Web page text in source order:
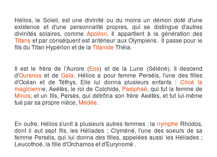
Hélios, le Soleil, est une divinité ou du moins un démon doté d'une
existence et d'une personnalité propres, qui se distingue d'autres
divinités solaires, commeApollon. Il appartient à la génération des
Titans et par conséquent est antérieur aux Olympiens. Il passe pour le
fils du Titan Hypérion et de la TitanideThéia.
Il est le frère de l'Aurore (Eos) et de la Lune (Sélénè). Il descend
d'Ouranos et deGaïa. Hélios a pour femme Perséis, l'une des filles
d'Océan et de Téthys. Elle lui donna plusieurs enfants : Circé la
magicienne, Aeétès, le roi de Colchide, Pasiphaé, qui fut la femme de
Minos, et un fils, Persès, qui détrôna son frère Aeétès, et fut lui-même
tué par sa propre nièce, Médée.
En outre, Hélios s'unit à plusieurs autres femmes : lanymphe Rhodos,
dont il eut sept fils, les Héliades ; Clyméné, l'une des soeurs de sa
femme Perséis, qui lui donna des filles, appelées aussi les Héliades ;
Leucothoé, la fille d'Orchamos et d'Eurynomé .